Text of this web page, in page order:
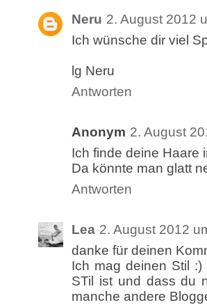
Neru 2. August 2012
Ich wünsche dir viel
lg Neru
Antworten
Anonym 2. August
Ich finde deine Haare
Da könnte man glatt
Antworten
Lea 2. August 2012
danke für deinen
Ich mag deinen Stil
STil ist und dass du
manche andere